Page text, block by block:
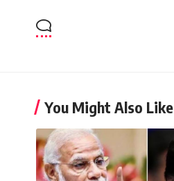
You Might Also Like